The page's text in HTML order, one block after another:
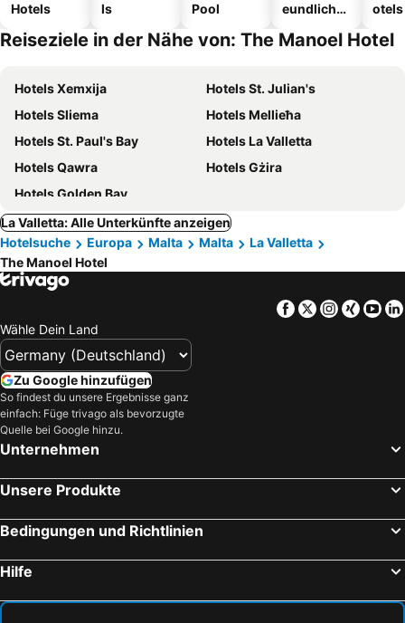
Hotels
ls
Pool
eundliche
otels
Reiseziele in der Nähe von: The Manoel Hotel
Hotels Xemxija
Hotels St. Julian's
Hotels Sliema
Hotels Mellieħa
Hotels St. Paul's Bay
Hotels La Valletta
Hotels Qawra
Hotels Gżira
Hotels Golden Bay
La Valletta: Alle Unterkünfte anzeigen
Hotelsuche
Europa Malta Malta
La Valletta
The Manoel Hotel
Facebook
TwitterXing
Wähle Dein Land
Zu Google hinzufügen
So findest du unsere Ergebnisse ganz
einfach: Füge trivago als bevorzugte
Quelle bei Google hinzu.
Unternehmen
Unsere Produkte
Bedingungen und Richtlinien
Hilfe